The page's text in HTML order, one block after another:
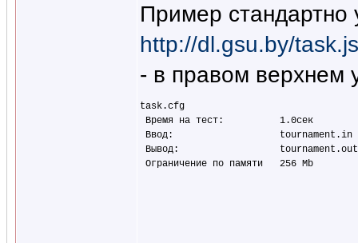
Пример стандартно
http://dl.gsu.by/
- в правом верхнем
task.cfg
Время на тест:          1.0сек
Ввод:
Вывод: